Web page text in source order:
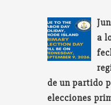
a
de un partido
elecciones